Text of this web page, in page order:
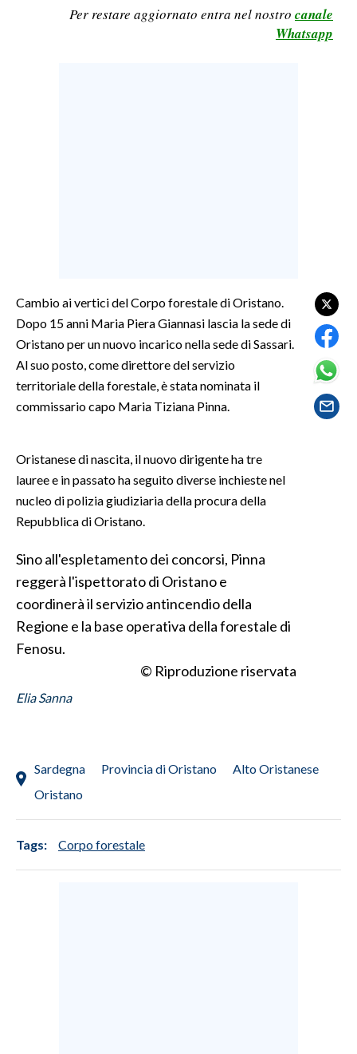
CULTURA
SPETTACOLI
SARDEGNA TURISMO
NOTIZIE
#CARAUNIONE
3 MINUTI CON
INSULARITÀ
INFO AZIENDE
NECROLOGI
PUBBLICITÀ
SPIAGGE
STORE
Per restare aggiornato entra nel nostro canale
Whatsapp
Cambio ai vertici del Corpo forestale di Oristano.
Dopo 15 anni Maria Piera Giannasi lascia la sede di
Oristano per un nuovo incarico nella sede di Sassari.
Al suo posto, come direttore del servizio
territoriale della forestale, è stata nominata il
commissario capo Maria Tiziana Pinna.
Oristanese di nascita, il nuovo dirigente ha tre
lauree e in passato ha seguito diverse inchieste nel
nucleo di polizia giudiziaria della procura della
Repubblica di Oristano.
Sino all'espletamento dei concorsi, Pinna
reggerà l'ispettorato di Oristano e
coordinerà il servizio antincendio della
Regione e la base operativa della forestale di
Fenosu.
© Riproduzione riservata
Elia Sanna
Sardegna Provincia di Oristano
Alto Oristanese
Oristano
Tags: Corpo forestale